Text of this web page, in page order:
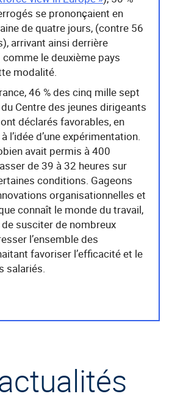
se prononçaient en
de quatre jours, (contre 56
arrivant ainsi derrière
comme le deuxième pays
modalité.
46 % des cinq mille sept
Centre des jeunes dirigeants
déclarés favorables, en
l’idée d’une expérimentation.
avait permis à 400
de 39 à 32 heures sur
conditions. Gageons
organisationnelles et
connaît le monde du travail,
susciter de nombreux
l’ensemble des
favoriser l’efficacité et le
salariés.